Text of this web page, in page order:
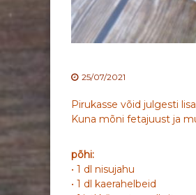
25/07/2021
Pirukasse võid julgesti
Kuna mõni fetajuust ja
põhi:
• 1 dl nisujahu
• 1 dl kaerahelbeid